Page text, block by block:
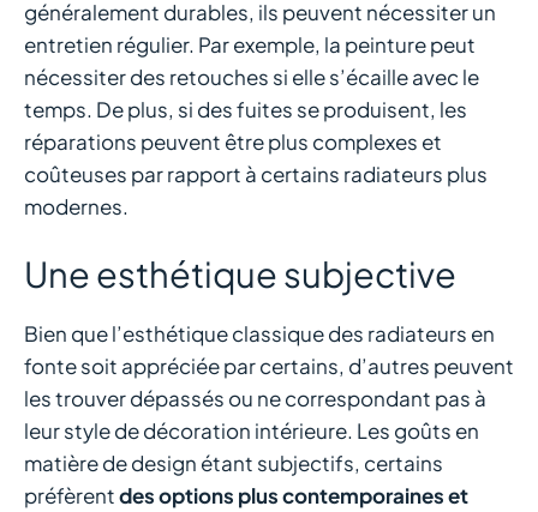
généralement durables, ils peuvent nécessiter un
entretien régulier. Par exemple, la peinture peut
nécessiter des retouches si elle s’écaille avec le
temps. De plus, si des fuites se produisent, les
réparations peuvent être plus complexes et
coûteuses par rapport à certains radiateurs plus
modernes.
Une esthétique subjective
Bien que l’esthétique classique des radiateurs en
fonte soit appréciée par certains, d’autres peuvent
les trouver dépassés ou ne correspondant pas à
leur style de décoration intérieure. Les goûts en
matière de design étant subjectifs, certains
préfèrentdes options plus contemporaines et